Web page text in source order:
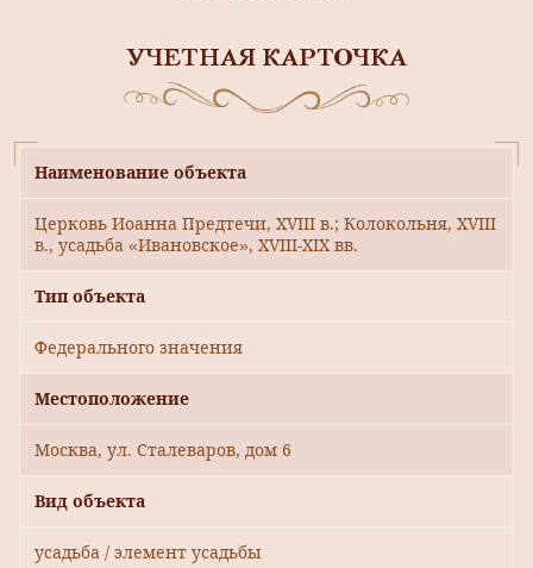
УЧЕТНАЯ КАРТОЧКА
Наименование объекта
Церковь Иоанна Предтечи, XVIII в.; Колокольня, XVIII
в., усадьба «Ивановское», XVIII-XIX вв.
Тип объекта
Федерального значения
Местоположение
Москва, ул. Сталеваров, дом 6
Вид объекта
усадьба / элемент усадьбы